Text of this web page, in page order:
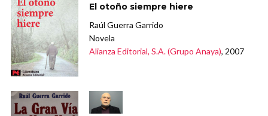
El otoño siempre hiere
Raúl Guerra Garrido
Novela
Alianza Editorial, S.A. (Grupo Anaya), 2007